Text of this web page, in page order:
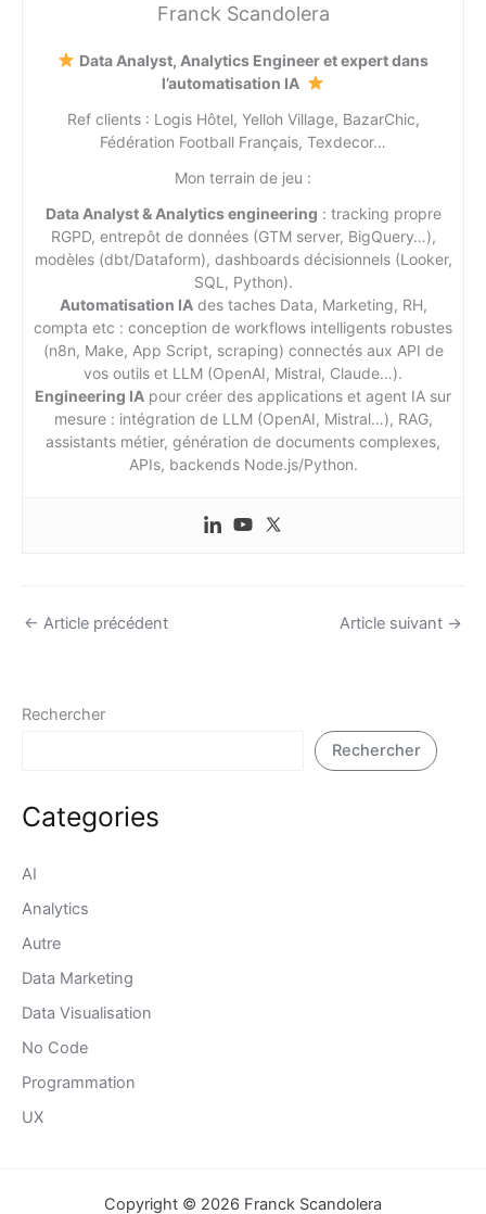
Franck Scandolera
Data Analyst, Analytics Engineer et expert dans
l’automatisation IA
Ref clients : Logis Hôtel, Yelloh Village, BazarChic,
Fédération Football Français, Texdecor…
Mon terrain de jeu :
Data Analyst & Analytics engineering : tracking propre
RGPD, entrepôt de données (GTM server, BigQuery…),
modèles (dbt/Dataform), dashboards décisionnels (Looker,
SQL, Python).
Automatisation IAdes taches Data, Marketing, RH,
compta etc : conception de workflows intelligents robustes
(n8n, Make, App Script, scraping) connectés aux API de
vos outils et LLM (OpenAI, Mistral, Claude…).
Engineering IA pour créer des applications et agent IA sur
mesure : intégration de LLM (OpenAI, Mistral…), RAG,
assistants métier, génération de documents complexes,
APIs, backends Node.js/Python.
← Article précédent Article suivant →
Rechercher
Rechercher
Categories
AI
Analytics
Autre
Data Marketing
Data Visualisation
No Code
Programmation
UX
Copyright © 2026 Franck Scandolera